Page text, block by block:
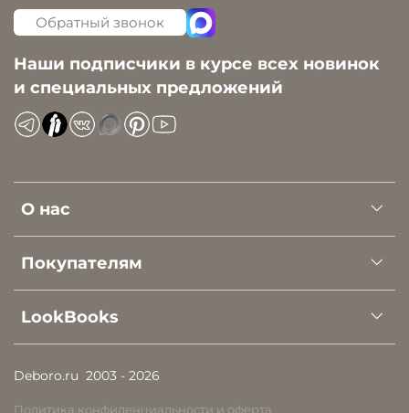
О нас
Покупателям
LookBooks
Обратный звонок
Наши подписчики в курсе всех новинок
и специальных предложений
Deboro.ru 2003 - 2026
Политика конфиденциальности и оферта